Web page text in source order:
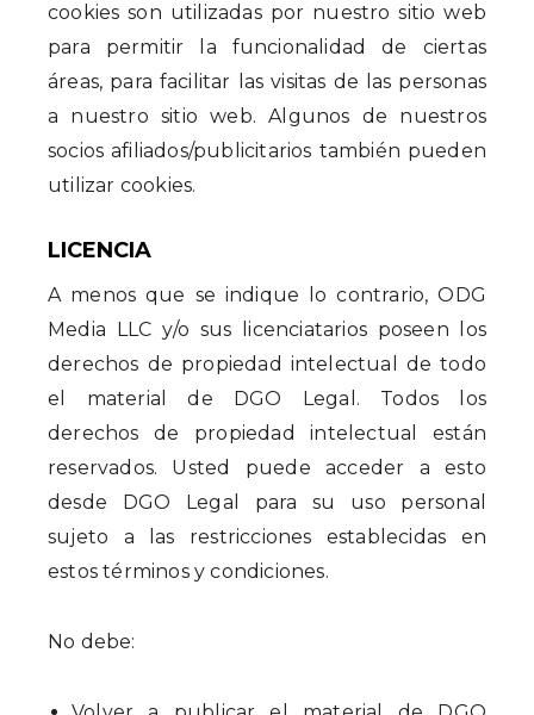
cookies son utilizadas por nuestro sitio web
para permitir la funcionalidad de ciertas
áreas, para facilitar las visitas de las personas
a nuestro sitio web. Algunos de nuestros
socios afiliados/publicitarios también pueden
utilizar cookies.
LICENCIA
A menos que se indique lo contrario, ODG
Media LLC y/o sus licenciatarios poseen los
derechos de propiedad intelectual de todo
el material de DGO Legal. Todos los
derechos de propiedad intelectual están
reservados. Usted puede acceder a esto
desde DGO Legal para su uso personal
sujeto a las restricciones establecidas en
estos términos y condiciones.
No debe: